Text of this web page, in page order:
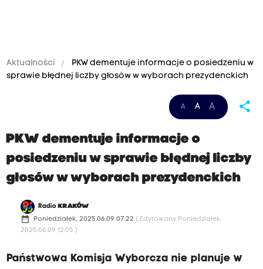
Aktualności
PKW dementuje informacje o posiedzeniu w
sprawie błędnej liczby głosów w wyborach prezydenckich
A A A share
PKW dementuje informacje o
posiedzeniu w sprawie błędnej liczby
głosów w wyborach prezydenckich
Radio KRAKÓW
date_range Poniedziałek, 2025.06.09 07:22 ( Edytowany Poniedziałek,
2025.06.09 12:05 )
Państwowa Komisja Wyborcza nie planuje w